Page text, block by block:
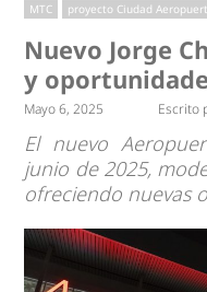
MTC
proyecto Ciudad
Nuevo Jorge
y
Mayo 6, 2025 Escrito
El nuevo
junio de 2025,
ofreciendo nuevas